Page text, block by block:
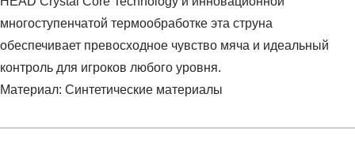
многоступенчатой термообработке эта струна
обеспечивает превосходное чувство мяча и идеальный
контроль для игроков любого уровня.
Материал: Синтетические материалы
Артикул:281204-16AN
Условия оплаты